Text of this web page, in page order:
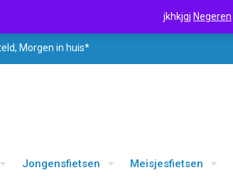
Morgen in huis*
Jongensfietsen Meisjesfietsen
jkhkjgj Negeren